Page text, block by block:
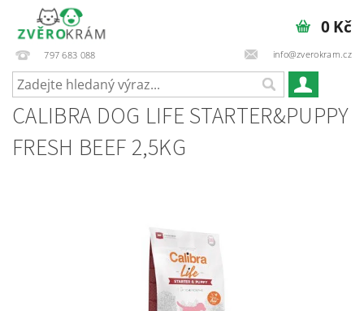
797 683 088 info@zverokram.cz
0 Kč
CALIBRA DOG LIFE STARTER&PUPPY
FRESH BEEF 2,5KG